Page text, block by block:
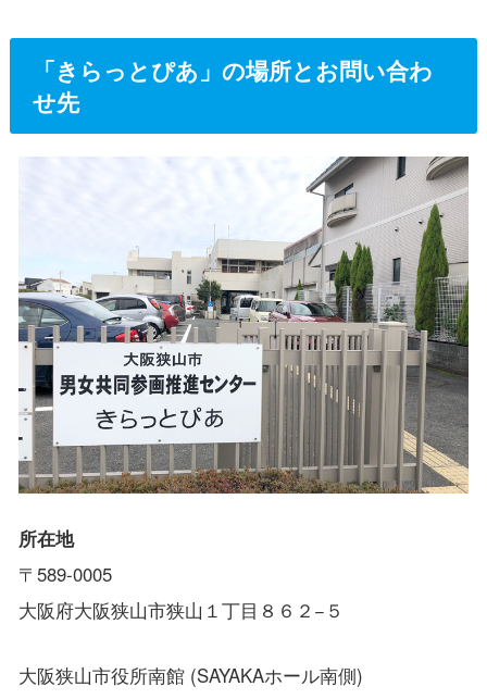
「きらっとぴあ」の場所とお問い合わ
せ先
所在地
〒589-0005
大阪府大阪狭山市狭山１丁目８６２−５
大阪狭山市役所南館 (SAYAKAホール南側)